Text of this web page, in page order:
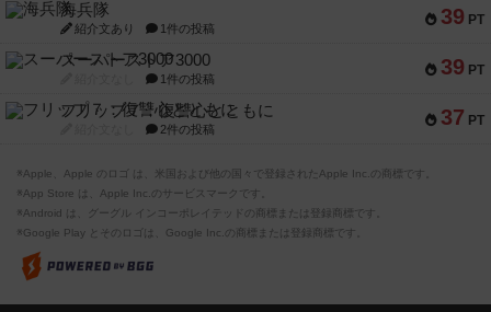
39 PT
海兵隊
紹介文あり 1件の投稿
39 PT
スーパーストア3000
1件の投稿
37 PT
フリップ７：復讐心とともに
2件の投稿
※Apple、Apple のロゴ は、米国および他の国々で登録されたApple Inc.の商標です。
※App Store は、Apple Inc.のサービスマークです。
※Android は、グーグル インコーポレイテッドの商標または登録商標です。
※Google Play とそのロゴは、Google Inc.の商標または登録商標です。